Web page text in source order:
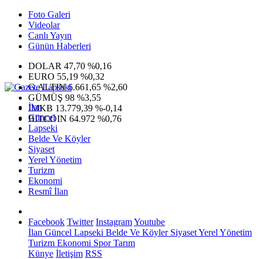
Foto Galeri
Videolar
Canlı Yayın
Günün Haberleri
DOLAR 47,70 %0,16
EURO 55,19 %0,32
G.ALTIN6.661,65 %2,60
GÜMÜŞ 98 %3,55
IMKB 13.779,39 %-0,14
BITCOIN 64.972 %0,76
İlan
Güncel
Lapseki
Belde Ve Köyler
Siyaset
Yerel Yönetim
Turizm
Ekonomi
Resmî İlan
Facebook Twitter InstagramYoutube
İlan Güncel Lapseki Belde Ve KöylerSiyasetYerel Yönetim
Turizm Ekonomi SporTarım
Künye İletişim RSS